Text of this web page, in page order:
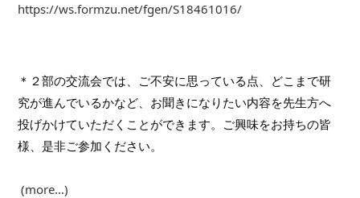
https://ws.formzu.net/fgen/S18461016/
＊２部の交流会では、ご不安に思っている点、どこまで研
究が進んでいるかなど、お聞きになりたい内容を先生方へ
投げかけていただくことができます。ご興味をお持ちの皆
様、是非ご参加ください。
(more…)